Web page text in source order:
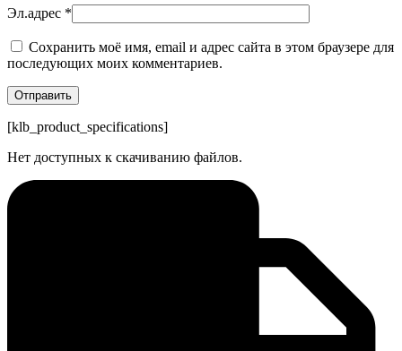
Эл.адрес *
Сохранить моё имя, email и адрес сайта в этом браузере для
последующих моих комментариев.
[klb_product_specifications]
Нет доступных к скачиванию файлов.